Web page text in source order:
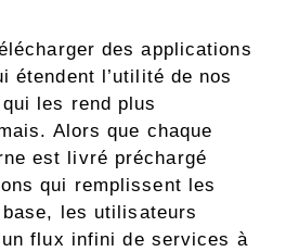
des applications
étendent l’utilité de nos
les rend plus
Alors que chaque
est livré préchargé
qui remplissent les
les utilisateurs
flux infini de services à